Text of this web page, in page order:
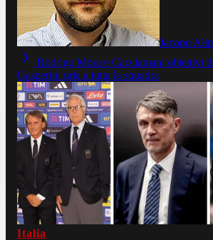
Jacopo
Rodrigo Mora e Cacciamani obiettivi
Gasperini urla a tutta la squadra
Italia